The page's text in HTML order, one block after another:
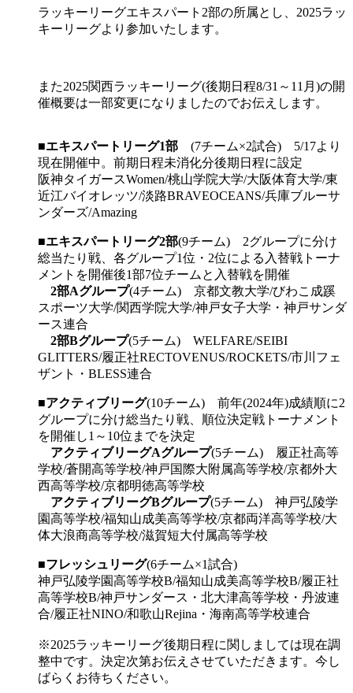
ラッキーリーグエキスパート2部の所属とし、2025ラッ
キーリーグより参加いたします。
また2025関西ラッキーリーグ(後期日程8/31～11月)の開
催概要は一部変更になりましたのでお伝えします。
■エキスパートリーグ1部 (7チーム×2試合) 5/17より
現在開催中。前期日程未消化分後期日程に設定
阪神タイガースWomen/桃山学院大学/大阪体育大学/東
近江バイオレッツ/淡路BRAVEOCEANS/兵庫ブルーサ
ンダーズ/Amazing
■エキスパートリーグ2部(9チーム) 2グループに分け
総当たり戦、各グループ1位・2位による入替戦トーナ
メントを開催後1部7位チームと入替戦を開催
2部Aグループ(4チーム) 京都文教大学/びわこ成蹊
スポーツ大学/関西学院大学/神戸女子大学・神戸サンダ
ース連合
2部Bグループ(5チーム) WELFARE/SEIBI
GLITTERS/履正社RECTOVENUS/ROCKETS/市川フェ
ザント・BLESS連合
■アクティブリーグ(10チーム) 前年(2024年)成績順に2
グループに分け総当たり戦、順位決定戦トーナメント
を開催し1～10位までを決定
アクティブリーグAグループ(5チーム) 履正社高等
学校/蒼開高等学校/神戸国際大附属高等学校/京都外大
西高等学校/京都明徳高等学校
アクティブリーグBグループ(5チーム) 神戸弘陵学
園高等学校/福知山成美高等学校/京都両洋高等学校/大
体大浪商高等学校/滋賀短大付属高等学校
■フレッシュリーグ(6チーム×1試合)
神戸弘陵学園高等学校B/福知山成美高等学校B/履正社
高等学校B/神戸サンダース・北大津高等学校・丹波連
合/履正社NINO/和歌山Rejina・海南高等学校連合
※2025ラッキーリーグ後期日程に関しましては現在調
整中です。決定次第お伝えさせていただきます。今し
ばらくお待ちください。